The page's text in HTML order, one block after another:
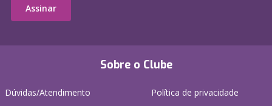
Sobre o Clube
Dúvidas/Atendimento
Política de privacidade
Assinar